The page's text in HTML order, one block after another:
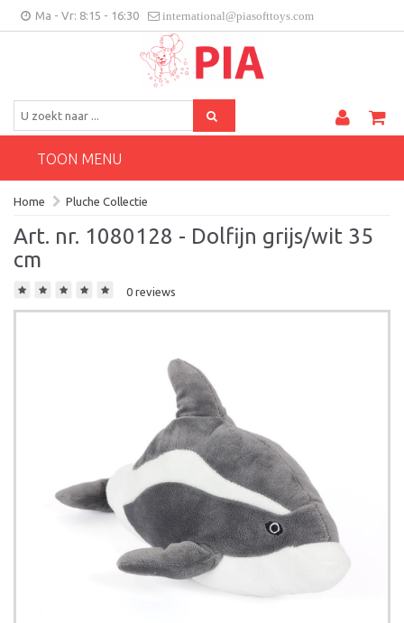
Ma - Vr: 8:15 - 16:30 international@piasofttoys.com
Klantenfeedback
BE/NL
TOON MENU
Home Pluche Collectie
Art. nr. 1080128 - Dolfijn grijs/wit 35
cm
0 reviews